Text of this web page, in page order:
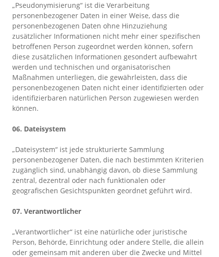
„Pseudonymisierung“ ist die Verarbeitung
personenbezogener Daten in einer Weise, dass die
personenbezogenen Daten ohne Hinzuziehung
zusätzlicher Informationen nicht mehr einer spezifischen
betroffenen Person zugeordnet werden können, sofern
diese zusätzlichen Informationen gesondert aufbewahrt
werden und technischen und organisatorischen
Maßnahmen unterliegen, die gewährleisten, dass die
personenbezogenen Daten nicht einer identifizierten oder
identifizierbaren natürlichen Person zugewiesen werden
können.
06. Dateisystem
„Dateisystem“ ist jede strukturierte Sammlung
personenbezogener Daten, die nach bestimmten Kriterien
zugänglich sind, unabhängig davon, ob diese Sammlung
zentral, dezentral oder nach funktionalen oder
geografischen Gesichtspunkten geordnet geführt wird.
07. Verantwortlicher
„Verantwortlicher“ ist eine natürliche oder juristische
Person, Behörde, Einrichtung oder andere Stelle, die allein
oder gemeinsam mit anderen über die Zwecke und Mittel